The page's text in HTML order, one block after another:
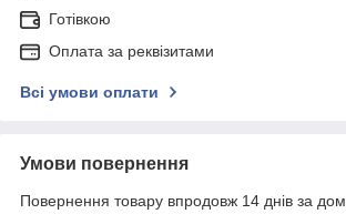
Готівкою
Оплата за реквізитами
Всі умови оплати
Умови повернення
Повернення товару впродовж 14 днів за